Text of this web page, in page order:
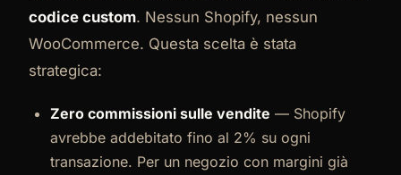
codice custom. Nessun Shopify, nessun
WooCommerce. Questa scelta è stata
strategica:
Zero commissioni sulle vendite — Shopify
avrebbe addebitato fino al 2% su ogni
transazione. Per un negozio con margini già